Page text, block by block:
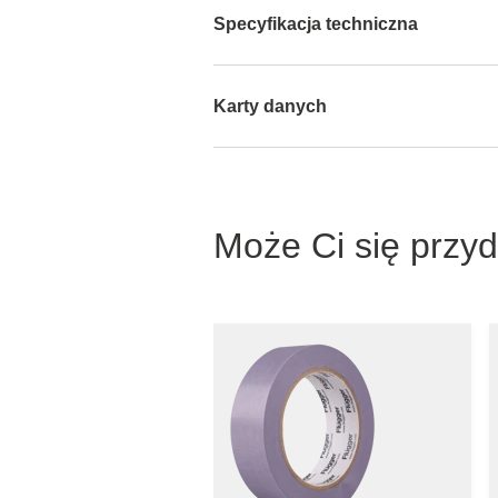
Specyfikacja techniczna
Karty danych
Może Ci się